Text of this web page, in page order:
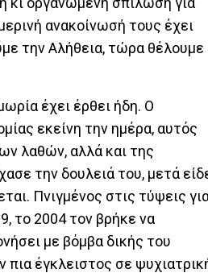
ανακοίνωσή τους έχει
την Αλήθεια, τώρα θέλουμε
έχει έρθει ήδη. Ο
εκείνη την ημέρα, αυτός
λαθών, αλλά και της
την δουλειά του, μετά
Πνιγμένος στις τύψεις
το 2004 τον βρήκε να
με βόμβα δικής του
πια έγκλειστος σε